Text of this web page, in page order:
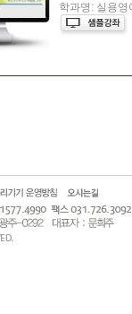
학과명: 실용영